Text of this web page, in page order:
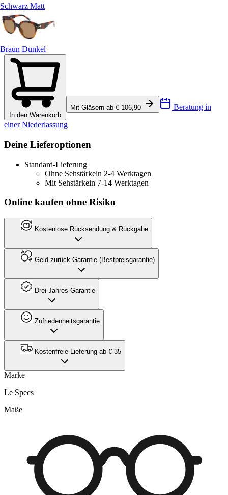
Schwarz Matt
Braun Dunkel
In den Warenkorb
Mit Gläsern ab € 106,90 Beratung in
einer Niederlassung
Deine Lieferoptionen
Standard-Lieferung
Ohne Sehstärkein 2-4 Werktagen
Mit Sehstärkein 7-14 Werktagen
Online kaufen ohne Risiko
Kostenlose Rücksendung & Rückgabe
Geld-zurück-Garantie (Bestpreisgarantie)
Drei-Jahres-Garantie
Zufriedenheitsgarantie
Kostenfreie Lieferung ab € 35
Marke
Le Specs
Maße